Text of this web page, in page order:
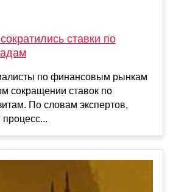
ставки по
по финансовым рынкам
сокращении ставок по
По словам экспертов,